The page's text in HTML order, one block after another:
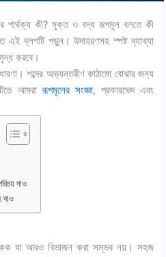
পার্থক্য কী? মুক্ত ও বদ্ধ রূপমূল বলতে কী
ব্লগটি পড়ুন। উদাহরণসহ স্পষ্ট ব্যাখ্যা
করবে।
শব্দের অভ্যন্তরীণ কাঠামো বোঝার জন্য
আমরারূপমূলের সংজ্ঞা, প্রকারভেদ এবং
দাও
দাও
যা আরও বিভাজন করা সম্ভব নয়। সহজ